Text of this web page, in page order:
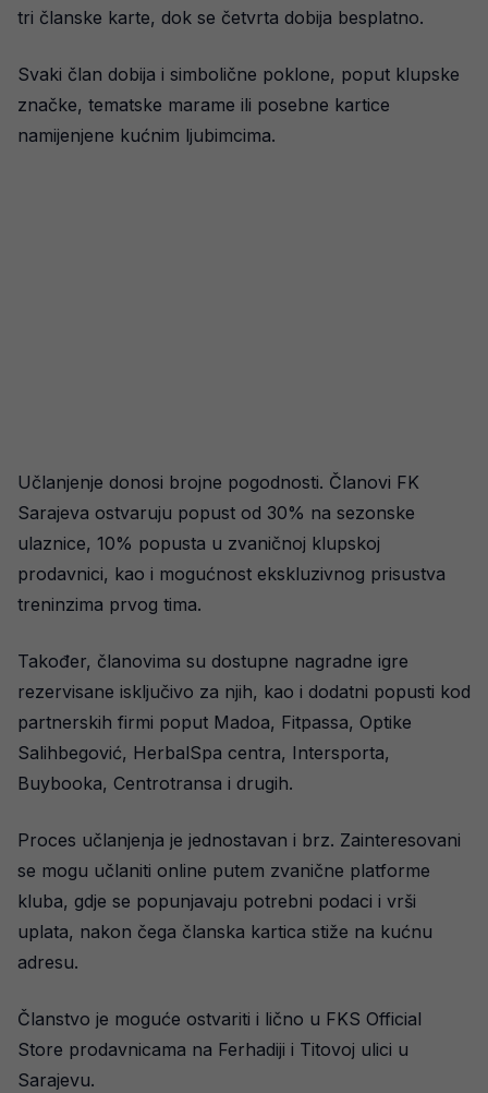
tri članske karte, dok se četvrta dobija besplatno.
Svaki član dobija i simbolične poklone, poput klupske
značke, tematske marame ili posebne kartice
namijenjene kućnim ljubimcima.
Učlanjenje donosi brojne pogodnosti. Članovi FK
Sarajeva ostvaruju popust od 30% na sezonske
ulaznice, 10% popusta u zvaničnoj klupskoj
prodavnici, kao i mogućnost ekskluzivnog prisustva
treninzima prvog tima.
Također, članovima su dostupne nagradne igre
rezervisane isključivo za njih, kao i dodatni popusti kod
partnerskih firmi poput Madoa, Fitpassa, Optike
Salihbegović, HerbalSpa centra, Intersporta,
Buybooka, Centrotransa i drugih.
Proces učlanjenja je jednostavan i brz. Zainteresovani
se mogu učlaniti online putem zvanične platforme
kluba, gdje se popunjavaju potrebni podaci i vrši
uplata, nakon čega članska kartica stiže na kućnu
adresu.
Članstvo je moguće ostvariti i lično u FKS Official
Store prodavnicama na Ferhadiji i Titovoj ulici u
Sarajevu.